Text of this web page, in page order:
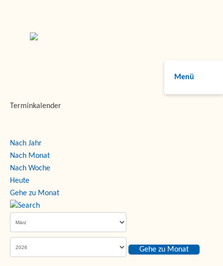
Menü
Terminkalender
Nach Jahr
Nach Monat
Nach Woche
Heute
Gehe zu Monat
Gehe zu Monat